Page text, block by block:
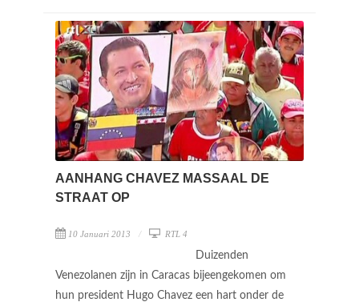
AANHANG CHAVEZ MASSAAL DE
STRAAT OP
10 Januari 2013 RTL 4
Duizenden
Venezolanen zijn in Caracas bijeengekomen om
hun president Hugo Chavez een hart onder de